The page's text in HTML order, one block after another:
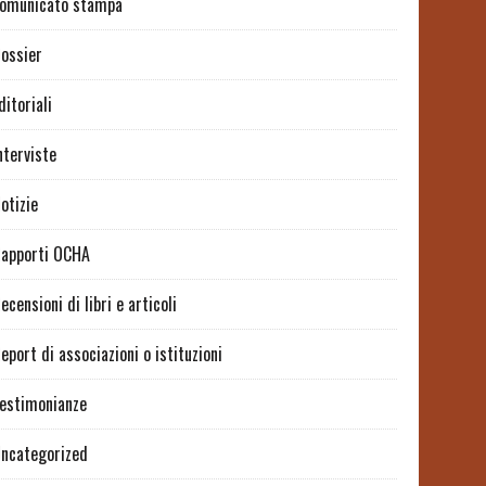
OCHA
di libri e articoli
di associazioni o istituzioni